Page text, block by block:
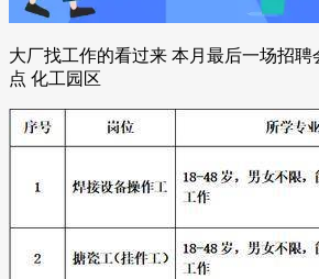
大厂找工作的看过来 本月最后一场招
点 化工园区